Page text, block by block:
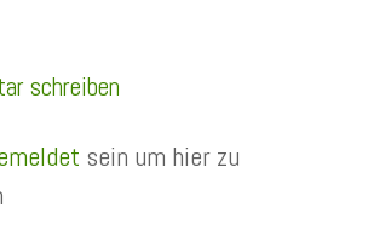
schreiben
sein um hier zu